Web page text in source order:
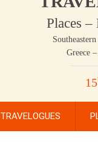
Places
Greece
15
TRAVELOGUES